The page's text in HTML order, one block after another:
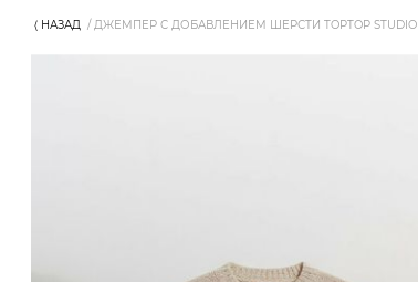
⟨ НАЗАД ДЖЕМПЕР С ДОБАВЛЕНИЕМ ШЕРСТИ TOPTOP STUDIO